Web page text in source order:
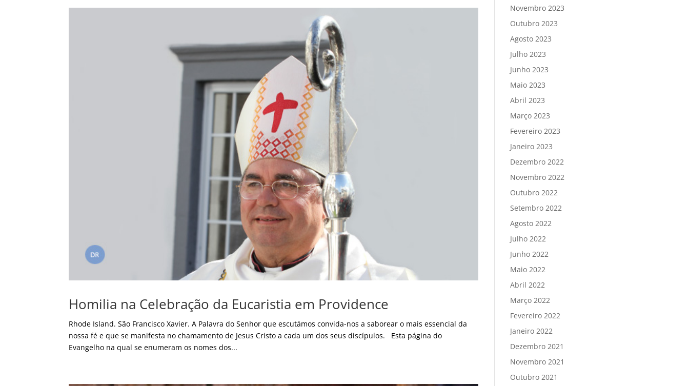
Homilia na Celebração da Eucaristia em Providence
Rhode Island. São Francisco Xavier. A Palavra do Senhor que escutámos convida-nos a saborear o mais essencial da
nossa fé e que se manifesta no chamamento de Jesus Cristo a cada um dos seus discípulos. Esta página do
Evangelho na qual se enumeram os nomes dos...
Novembro 2023
Outubro 2023
Agosto 2023
Julho 2023
Junho 2023
Maio 2023
Abril 2023
Março 2023
Fevereiro 2023
Janeiro 2023
Dezembro 2022
Novembro 2022
Outubro 2022
Setembro 2022
Agosto 2022
Julho 2022
Junho 2022
Maio 2022
Abril 2022
Março 2022
Fevereiro 2022
Janeiro 2022
Dezembro 2021
Novembro 2021
Outubro 2021